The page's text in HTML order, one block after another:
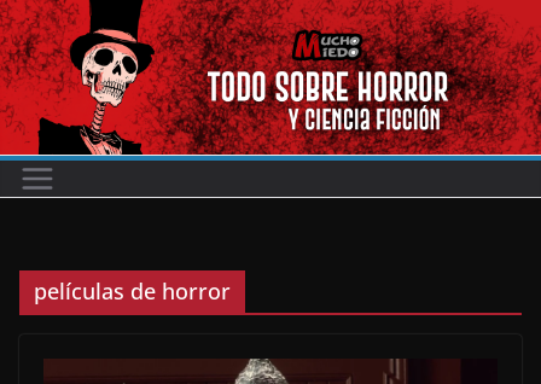
Saltar
al
contenido
películas de horror